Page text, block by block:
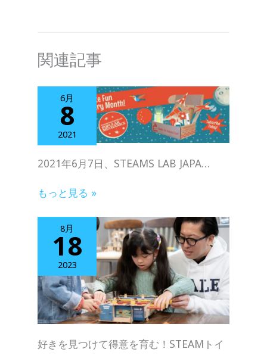
関連記事
6月
8
2021
2021年6⽉7⽇、STEAMS LAB JAPA…
もっと見る »
8月
18
2023
好きを見つけて得意を育む！STEAMトイ